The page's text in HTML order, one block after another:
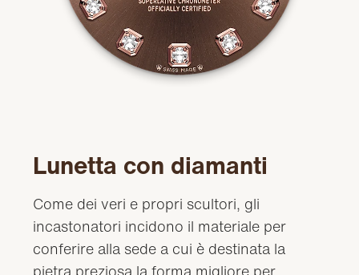
Lunetta con diamanti
Come dei veri e propri scultori, gli
incastonatori incidono il materiale per
conferire alla sede a cui è destinata la
pietra preziosa la forma migliore per